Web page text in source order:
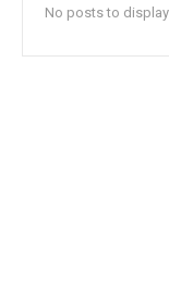
No posts to display